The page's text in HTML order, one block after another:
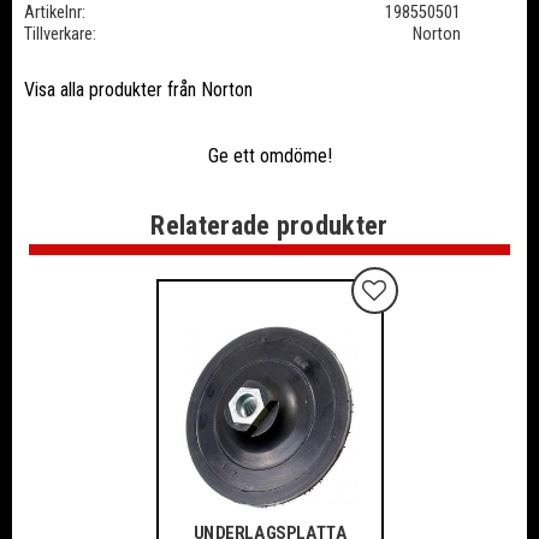
Artikelnr
198550501
Tillverkare
Norton
Visa alla produkter från Norton
Ge ett omdöme!
Relaterade produkter
UNDERLAGSPLATTA
Lägg till i favoriter